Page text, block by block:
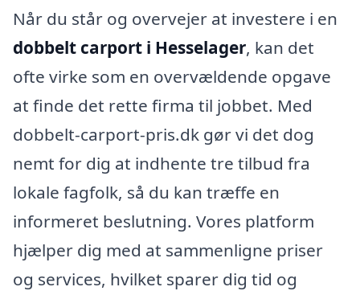
Når du står og overvejer at investere i en
dobbelt carport i Hesselager, kan det
ofte virke som en overvældende opgave
at finde det rette firma til jobbet. Med
dobbelt-carport-pris.dk gør vi det dog
nemt for dig at indhente tre tilbud fra
lokale fagfolk, så du kan træffe en
informeret beslutning. Vores platform
hjælper dig med at sammenligne priser
og services, hvilket sparer dig tid og